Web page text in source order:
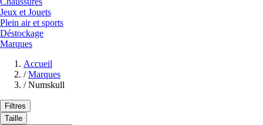
Jeux et Jouets
Plein air et sports
Déstockage
Marques
Accueil
/ Marques
/ Numskull
Filtres
Taille